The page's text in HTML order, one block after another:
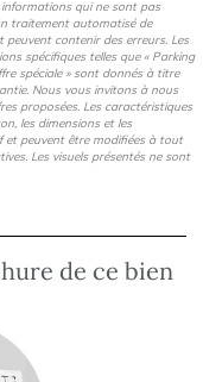
qui ne sont pas
traitement automatisé de
contenir des erreurs. Les
spécifiques telles que « Parking
spéciale » sont donnés à titre
Nous vous invitons à nous
proposées. Les caractéristiques
les dimensions et les
et peuvent être modifiées à tout
Les visuels présentés ne sont
de ce bien